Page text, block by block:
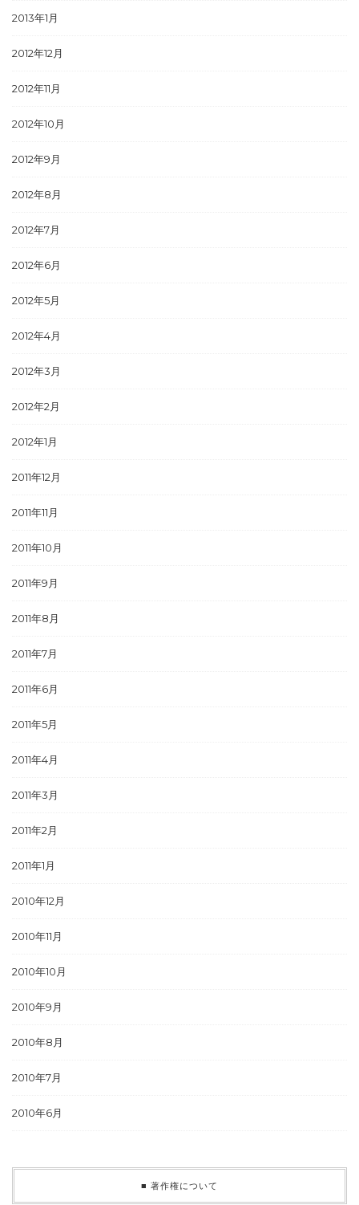
2013年1月
2012年12月
2012年11月
2012年10月
2012年9月
2012年8月
2012年7月
2012年6月
2012年5月
2012年4月
2012年3月
2012年2月
2012年1月
2011年12月
2011年11月
2011年10月
2011年9月
2011年8月
2011年7月
2011年6月
2011年5月
2011年4月
2011年3月
2011年2月
2011年1月
2010年12月
2010年11月
2010年10月
2010年9月
2010年8月
2010年7月
2010年6月
■ 著作権について